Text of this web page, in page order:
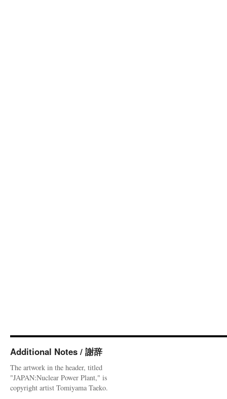
Additional Notes / 謝辞
The artwork in the header, titled
"JAPAN:Nuclear Power Plant," is
copyright artist Tomiyama Taeko.